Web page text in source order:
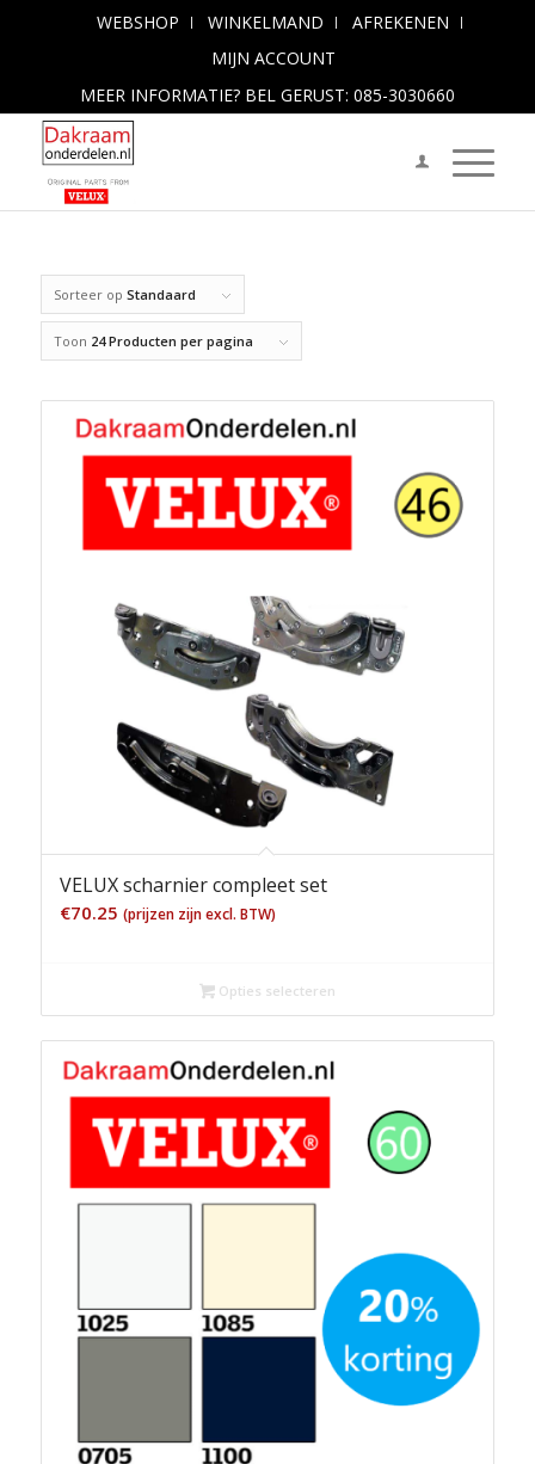
WEBSHOP WINKELMAND
AFREKENEN
MIJN ACCOUNT
MEER INFORMATIE? BEL GERUST: 085-3030660
Sorteer op Standaard
Toon 24 Producten per pagina
VELUX scharnier compleet set
€70.25 (prijzen zijn excl. BTW)
Opties selecteren